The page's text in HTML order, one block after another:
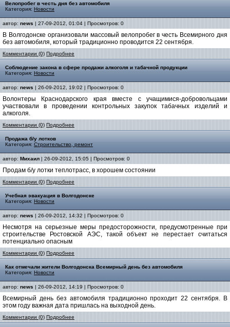
Велопробег в честь дня без автомобиля
Категория: Новости
автор: news | 27-09-2012, 01:04 | Просмотров: 0
В Волгодонске организовали массовый велопробег в честь Всемирного дня
без автомобиля, который традиционно проводится 22 сентября.
Комментарии (0) Подробнее
Соблюдение закона в сфере продажи алкоголя и табачной продукции
Категория: Новости
автор: news | 26-09-2012, 19:02 | Просмотров: 0
Волонтеры Краснодарского края вместе с учащимися-добровольцами
участвовали в проведении контрольных закупок табачных изделий и
алкоголя.
Комментарии (0) Подробнее
Продажа б/у лотков
Категория: Строительство, ремонт
автор: Михаил | 26-09-2012, 15:05 | Просмотров: 0
Продам б/у лотки теплотрасс, в хорошем состоянии
Комментарии (0) Подробнее
Учебная эвакуация в Волгодонске
Категория: Новости
автор: news | 26-09-2012, 14:32 | Просмотров: 0
Несмотря на серьезные меры предосторожности, предусмотренные при
строительстве Ростовской АЭС, такой объект не перестает считаться
потенциально опасным
Комментарии (0) Подробнее
Как отмечали жители Волгодонска Всемирный день без автомобиля
Категория: Новости
автор: news | 26-09-2012, 14:19 | Просмотров: 0
Всемирный день без автомобиля традиционно проходит 22 сентября. В
этом году важная дата пришлась на выходной день.
Комментарии (0) Подробнее